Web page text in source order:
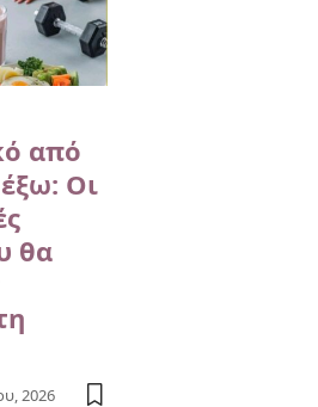
από
Οι
θα
2026